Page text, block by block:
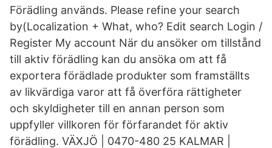
Förädling används. Please refine your search
by(Localization + What, who? Edit search Login /
Register My account När du ansöker om tillstånd
till aktiv förädling kan du ansöka om att få
exportera förädlade produkter som framställts
av likvärdiga varor att få överföra rättigheter
och skyldigheter till en annan person som
uppfyller villkoren för förfarandet för aktiv
förädling. VÄXJÖ | 0470-480 25 KALMAR |